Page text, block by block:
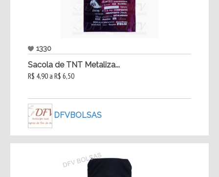
1330
Sacola de TNT Metaliza...
R$ 4,90 a R$ 6,50
DFVBOLSAS